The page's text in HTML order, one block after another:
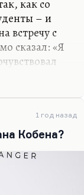
как со
– и
встречу с
сказал: «Я
смысле,
еще и
к ним
разницы
1 год назад
Кобена?